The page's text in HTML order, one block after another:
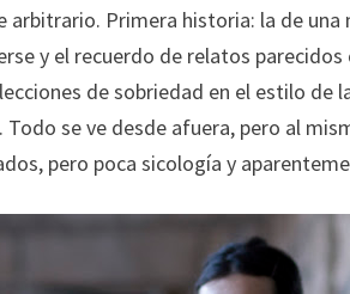
Primera historia: la de una
y el recuerdo de relatos
de sobriedad en el estilo de
se ve desde afuera, pero al
pero poca sicología y